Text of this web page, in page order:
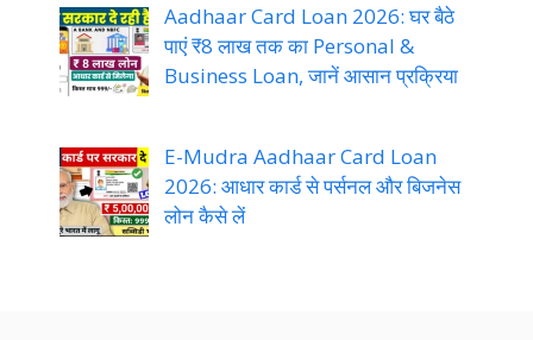
Aadhaar Card Loan 2026: घर बैठे
पाएं ₹8 लाख तक का Personal &
Business Loan, जानें आसान प्रक्रिया
E-Mudra Aadhaar Card Loan
2026: आधार कार्ड से पर्सनल और बिजनेस
लोन कैसे लें